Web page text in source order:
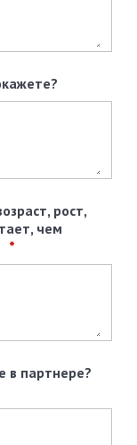
рост,
чем
в партнере?